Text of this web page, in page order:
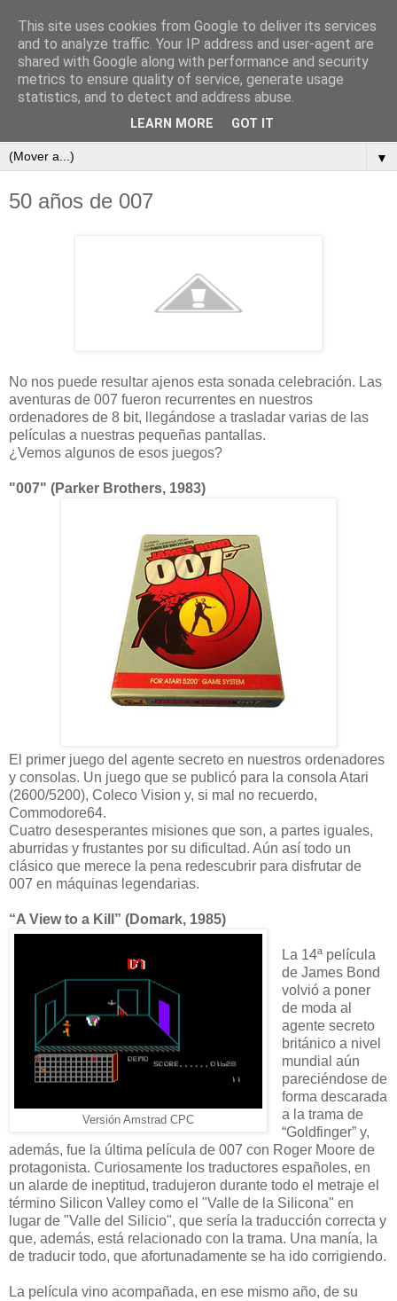
▼
50 años de 007
No nos puede resultar ajenos esta sonada celebración. Las
aventuras de 007 fueron recurrentes en nuestros
ordenadores de 8 bit, llegándose a trasladar varias de las
películas a nuestras pequeñas pantallas.
¿Vemos algunos de esos juegos?
"007" (Parker Brothers, 1983)
El primer juego del agente secreto en nuestros ordenadores
y consolas. Un juego que se publicó para la consola Atari
(2600/5200), Coleco Vision y, si mal no recuerdo,
Commodore64.
Cuatro desesperantes misiones que son, a partes iguales,
aburridas y frustantes por su dificultad. Aún así todo un
clásico que merece la pena redescubrir para disfrutar de
007 en máquinas legendarias.
“A View to a Kill” (Domark, 1985)
Versión Amstrad CPC
La 14ª película
de James Bond
volvió a poner
de moda al
agente secreto
británico a nivel
mundial aún
pareciéndose de
forma descarada
a la trama de
“Goldfinger” y,
además, fue la última película de 007 con Roger Moore de
protagonista. Curiosamente los traductores españoles, en
un alarde de ineptitud, tradujeron durante todo el metraje el
término Silicon Valley como el "Valle de la Silicona" en
lugar de "Valle del Silicio", que sería la traducción correcta y
que, además, está relacionado con la trama. Una manía, la
de traducir todo, que afortunadamente se ha ido corrigiendo.
La película vino acompañada, en ese mismo año, de su
This site uses cookies from Google to deliver its services
and to analyze traffic. Your IP address and user-agent are
shared with Google along with performance and security
metrics to ensure quality of service, generate usage
statistics, and to detect and address abuse.
LEARN MORE GOT IT